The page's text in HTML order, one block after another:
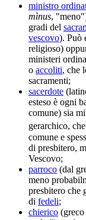
ministro
mìnus,
gradi del
vescovo). Può
religioso)
ministeri
o accoliti, che
sacramenti;
sacerdote
esteso è ogni
comune) sia
gerarchico,
comune e
di presbitero,
Vescovo;
parroco (dal
meno
presbitero che
di fedeli;
chierico (greco